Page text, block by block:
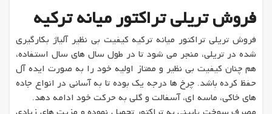
فروش تریلی تراکتور میانه ترکیه
فروش تریلی تراکتور میانه ترکیه کیفیت بی نظیر آلیاژ بکارگیری
شده در تریلی، منجر می شود تا در طول سال های سال استفاده،
هم چنان کیفیت بی نظیر و ممتاز اولیه خود را به صورت ایده آل
حفظ کرده باشد. چرخ ها درجه یک بوده تا به آسانی در انواع جاده
های خاکی، ماسه ای، آسفالت و گلی به حرکت خود ادامه دهد.